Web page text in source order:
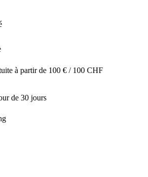
à partir de 100 € / 100 CHF
de 30 jours